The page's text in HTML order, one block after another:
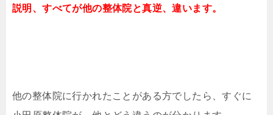
説明、すべてが他の整体院と真逆、違います。
他の整体院に行かれたことがある方でしたら、すぐに